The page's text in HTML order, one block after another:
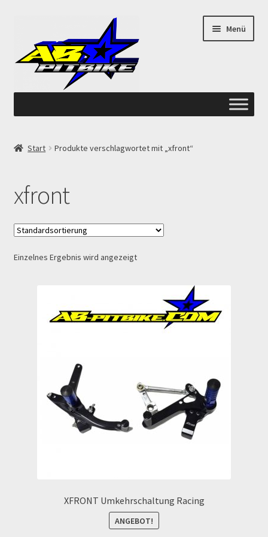
springen
springen
Menü
Checkout
Datenschutzerklärung
Devolución
Ersatzteile Pitbike
Start Produkte verschlagwortet mit „xfront“
xfront
Einzelnes Ergebnis wird angezeigt
XFRONT Umkehrschaltung Racing
ANGEBOT!